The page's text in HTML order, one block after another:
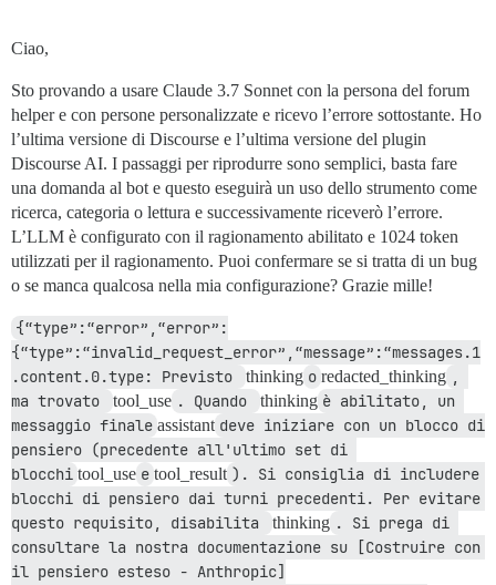
Ciao,
Sto provando a usare Claude 3.7 Sonnet con la persona del forum
helper e con persone personalizzate e ricevo l’errore sottostante. Ho
l’ultima versione di Discourse e l’ultima versione del plugin
Discourse AI. I passaggi per riprodurre sono semplici, basta fare
una domanda al bot e questo eseguirà un uso dello strumento come
ricerca, categoria o lettura e successivamente riceverò l’errore.
L’LLM è configurato con il ragionamento abilitato e 1024 token
utilizzati per il ragionamento. Puoi confermare se si tratta di un bug
o se manca qualcosa nella mia configurazione? Grazie mille!
{“type”:“error”,“error”:
{“type”:“invalid_request_error”,“message”:“messages.1
.content.0.type: Previsto
thinking o redacted_thinking ,
ma trovato
tool_use . Quando thinking è abilitato, un
messaggio finale assistant deve iniziare con un blocco di
pensiero (precedente all'ultimo set di
blocchi tool_use e tool_result ). Si consiglia di includere
blocchi di pensiero dai turni precedenti. Per evitare
questo requisito, disabilita
thinking . Si prega di
consultare la nostra documentazione su [Costruire con
il pensiero esteso - Anthropic]